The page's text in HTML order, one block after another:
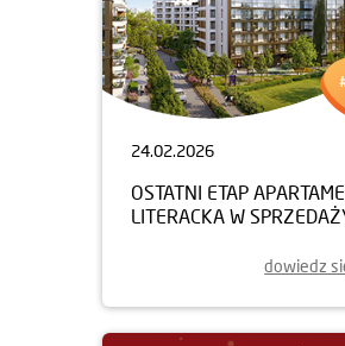
24.02.2026
OSTATNI ETAP
LITERACKA W
dowiedz